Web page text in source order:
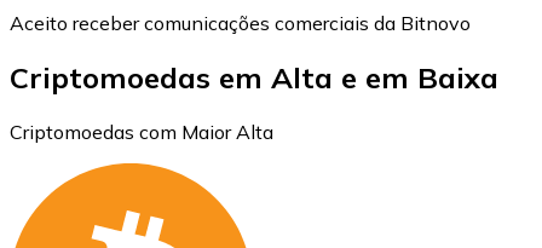
Aceito receber comunicações comerciais da Bitnovo
Criptomoedas em Alta e em Baixa
Criptomoedas com Maior Alta